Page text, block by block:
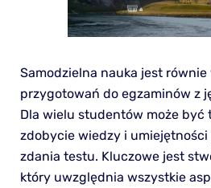
Samodzielna nauka jest
przygotowań do egzaminów z
Dla wielu studentów może być
zdobycie wiedzy i
zdania testu. Kluczowe jest
który uwzględnia wszystkie